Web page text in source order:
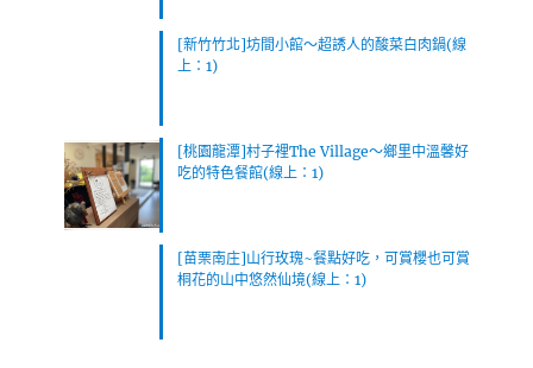
[新竹竹北]坊間小館～超誘人的酸菜白肉鍋(線
上：1)
[桃園龍潭]村子裡The Village～鄉里中溫馨好
吃的特色餐館(線上：1)
[苗栗南庄]山行玫瑰~餐點好吃，可賞櫻也可賞
桐花的山中悠然仙境(線上：1)